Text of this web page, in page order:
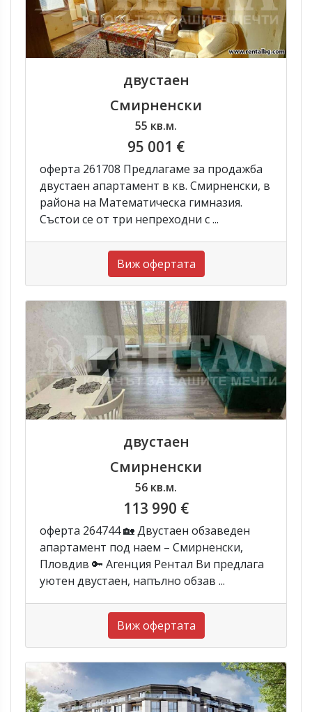
двустаен
Смирненски
55 кв.м.
95 001 €
оферта 261708 Предлагаме за продажба
двустаен апартамент в кв. Смирненски, в
района на Математическа гимназия.
Състои се от три непреходни с ...
Виж офертата
двустаен
Смирненски
56 кв.м.
113 990 €
оферта 264744 🏡 Двустаен обзаведен
апартамент под наем – Смирненски,
Пловдив 🔑 Агенция Рентал Ви предлага
уютен двустаен, напълно обзав ...
Виж офертата